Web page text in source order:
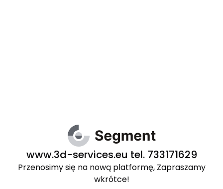
www.3d-services.eu tel. 733171629
Przenosimy się na nową platformę, Zapraszamy
wkrótce!